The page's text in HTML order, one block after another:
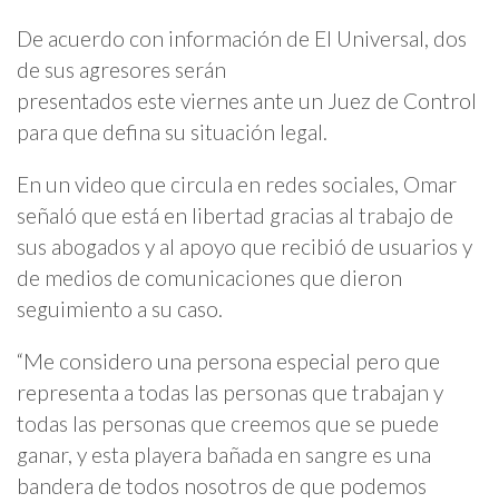
De acuerdo con información de El Universal, dos
de sus agresores serán
presentados este viernes ante un Juez de Control
para que defina su situación legal.
En un video que circula en redes sociales, Omar
señaló que está en libertad gracias al trabajo de
sus abogados y al apoyo que recibió de usuarios y
de medios de comunicaciones que dieron
seguimiento a su caso.
“Me considero una persona especial pero que
representa a todas las personas que trabajan y
todas las personas que creemos que se puede
ganar, y esta playera bañada en sangre es una
bandera de todos nosotros de que podemos